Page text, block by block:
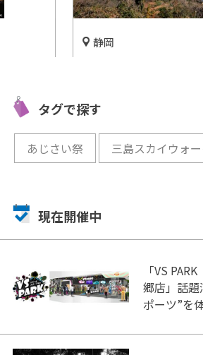
静岡
開催中
タグで探す
あじさい祭 三島スカイウォ
現在開催中
「VS
郷店」話題
ポーツ”を